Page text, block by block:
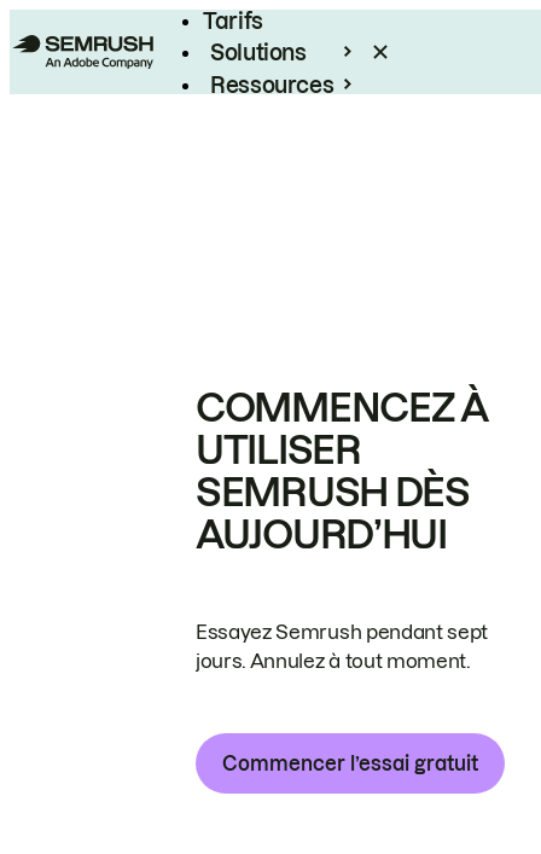
Tarifs
Solutions
Ressources
COMMENCEZ À
UTILISER
SEMRUSH DÈS
AUJOURD’HUI
Essayez Semrush pendant sept
jours. Annulez à tout moment.
Commencer l’essai gratuit